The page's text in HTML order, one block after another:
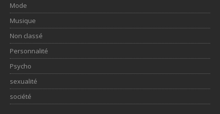
Mode
Musique
Non classé
Personnalité
Psycho
sexualité
société